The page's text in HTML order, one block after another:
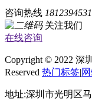
咨询热线
关注我们
在线咨询
Copyright © 2022 深
Reserved 热门标签|
地址:深圳市光明区